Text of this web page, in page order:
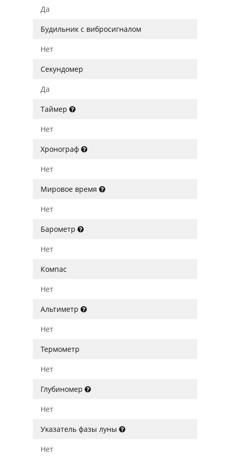
Да
Будильник с вибросигналом
Нет
Секундомер
Да
Таймер
Нет
Хронограф
Нет
Мировое время
Нет
Барометр
Нет
Компас
Нет
Альтиметр
Нет
Термометр
Нет
Глубиномер
Нет
Указатель фазы луны
Нет